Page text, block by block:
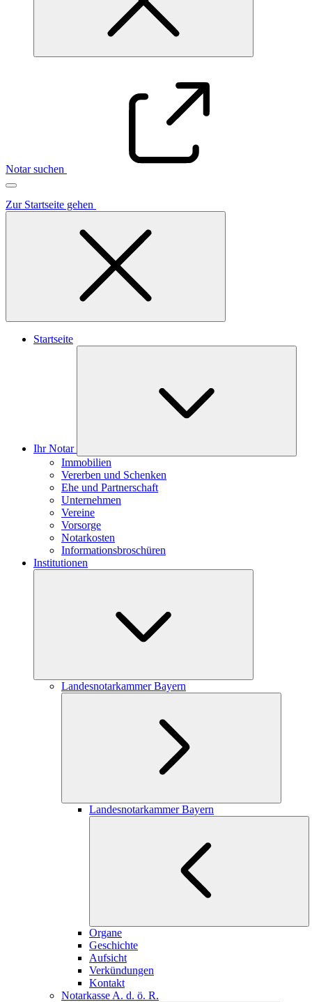
Notar suchen
Zur Startseite gehen
Startseite
Ihr Notar
Immobilien
Vererben und Schenken
Ehe und Partnerschaft
Unternehmen
Vereine
Vorsorge
Notarkosten
Informationsbroschüren
Institutionen
Landesnotarkammer Bayern
Landesnotarkammer Bayern
Organe
Geschichte
Aufsicht
Verkündungen
Kontakt
Notarkasse A. d. ö. R.